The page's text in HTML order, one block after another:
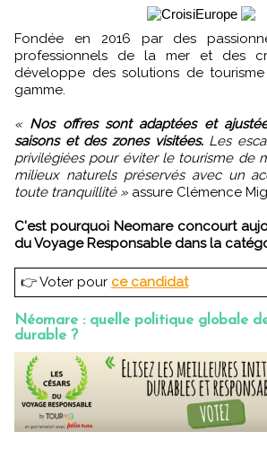
Fondée en 2016 par des passionnés de navigation,
professionnels de la mer et des
développe des solutions de
gamme.
« Nos offres sont adaptées et
saisons et des zones visitées.Les
privilégiées pour éviter le tourisme de
milieux naturels préservés avec un
toute tranquillité » assure Clémence
C'est pourquoi Neomare concourt
du Voyage Responsable dans la
👉 Voter pour ce candidat
Néomare : quelle politique globale
durable ?